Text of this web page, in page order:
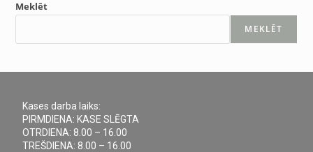
Meklēt
MEKLĒT
Kases darba laiks:
PIRMDIENA: KASE SLĒGTA
OTRDIENA: 8.00 – 16.00
TREŠDIENA: 8.00 – 16.00